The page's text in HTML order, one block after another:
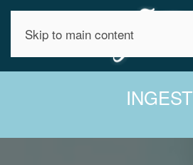
Skip to main content
INGEST